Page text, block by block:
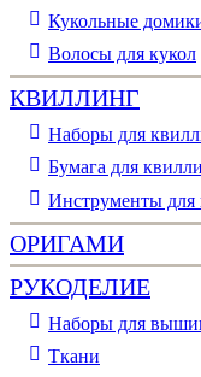
Кукольные
Волосы для кукол
КВИЛЛИНГ
Наборы для
Бумага для
Инструменты для
ОРИГАМИ
РУКОДЕЛИЕ
Наборы для
Ткани